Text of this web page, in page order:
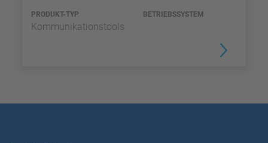
PRODUKT-TYP
Kommunikationstools
BETRIEBSSYSTEM